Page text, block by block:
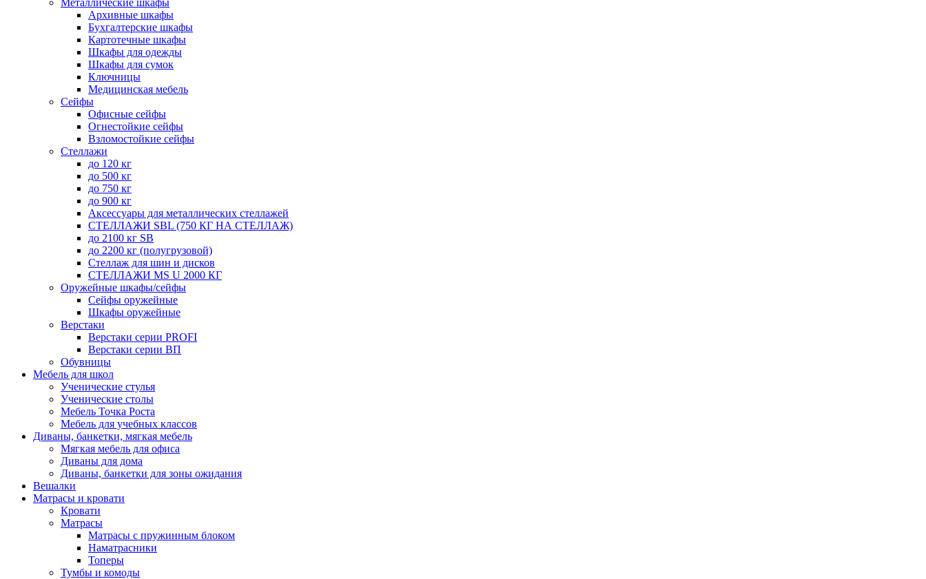
Металлические шкафы
Архивные шкафы
Бухгалтерские шкафы
Картотечные шкафы
Шкафы для одежды
Шкафы для сумок
Ключницы
Медицинская мебель
Сейфы
Офисные сейфы
Огнестойкие сейфы
Взломостойкие сейфы
Стеллажи
до 120 кг
до 500 кг
до 750 кг
до 900 кг
Аксессуары для металлических стеллажей
СТЕЛЛАЖИ SBL (750 КГ НА СТЕЛЛАЖ)
до 2100 кг SB
до 2200 кг (полугрузовой)
Стеллаж для шин и дисков
СТЕЛЛАЖИ MS U 2000 КГ
Оружейные шкафы/сейфы
Сейфы оружейные
Шкафы оружейные
Верстаки
Верстаки серии PROFI
Верстаки серии ВП
Обувницы
Мебель для школ
Ученические стулья
Ученические столы
Мебель Точка Роста
Мебель для учебных классов
Диваны, банкетки, мягкая мебель
Мягкая мебель для офиса
Диваны для дома
Диваны, банкетки для зоны ожидания
Вешалки
Матрасы и кровати
Кровати
Матрасы
Матрасы с пружинным блоком
Наматрасники
Топеры
Тумбы и комоды